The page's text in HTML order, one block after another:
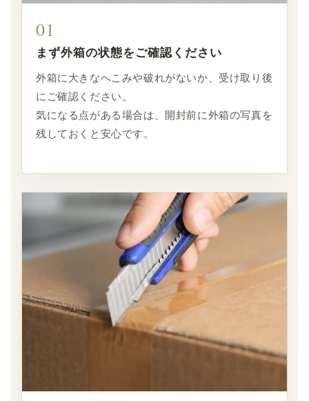
01
まず外箱の状態をご確認ください
外箱に大きなへこみや破れがないか、受け取り後
にご確認ください。
気になる点がある場合は、開封前に外箱の写真を
残しておくと安心です。